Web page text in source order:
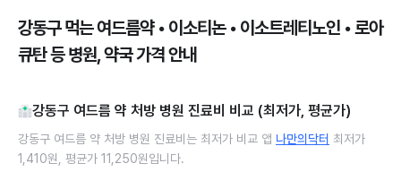
강동구 먹는 여드름약 • 이소티논 • 이소트레티노인 • 로아
큐탄 등 병원, 약국 가격 안내
강동구 여드름 약 처방 병원 진료비 비교 (최저가, 평균가)
강동구 여드름 약 처방 병원 진료비는 최저가 비교 앱 나만의닥터 최저가
1,410원, 평균가 11,250원입니다.